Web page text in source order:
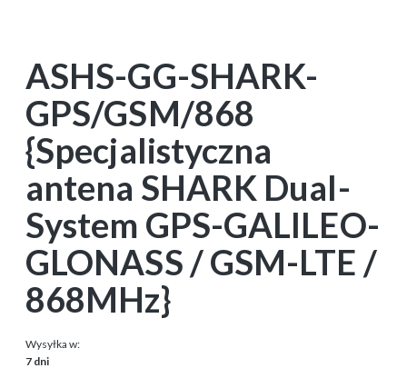
ASHS-GG-SHARK-
GPS/GSM/868
{Specjalistyczna
antena SHARK Dual-
System GPS-GALILEO-
GLONASS / GSM-LTE /
868MHz}
Wysyłka w:
7 dni